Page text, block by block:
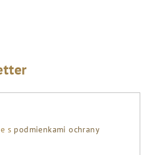
s podmienkami ochrany